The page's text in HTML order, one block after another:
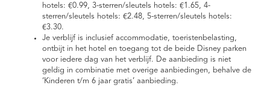
hotels: €0.99, 3-sterren/sleutels hotels: €1.65, 4-
sterren/sleutels hotels: €2.48, 5-sterren/sleutels hotels:
€3.30.
Je verblijf is inclusief accommodatie, toeristenbelasting,
ontbijt in het hotel en toegang tot de beide Disney parken
voor iedere dag van het verblijf. De aanbieding is niet
geldig in combinatie met overige aanbiedingen, behalve de
‘Kinderen t/m 6 jaar gratis’ aanbieding.